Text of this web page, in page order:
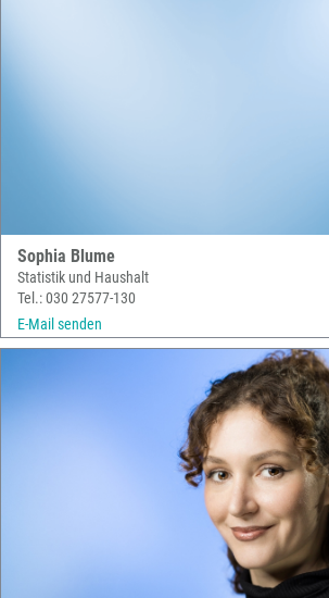
Sophia Blume
Statistik und Haushalt
Tel.: 030 27577-130
E-Mail senden